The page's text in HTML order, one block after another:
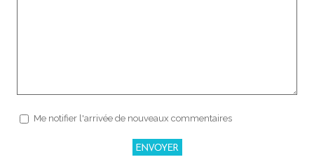
Me notifier l'arrivée de nouveaux commentaires